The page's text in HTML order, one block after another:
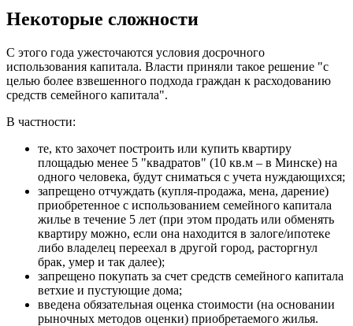
Некоторые сложности
С этого года ужесточаются условия досрочного
использования капитала. Власти приняли такое решение "с
целью более взвешенного подхода граждан к расходованию
средств семейного капитала".
В частности:
те, кто захочет построить или купить квартиру
площадью менее 5 "квадратов" (10 кв.м – в Минске) на
одного человека, будут сниматься с учета нуждающихся;
запрещено отчуждать (купля-продажа, мена, дарение)
приобретенное с использованием семейного капитала
жилье в течение 5 лет (при этом продать или обменять
квартиру можно, если она находится в залоге/ипотеке
либо владелец переехал в другой город, расторгнул
брак, умер и так далее);
запрещено покупать за счет средств семейного капитала
ветхие и пустующие дома;
введена обязательная оценка стоимости (на основании
рыночных методов оценки) приобретаемого жилья.